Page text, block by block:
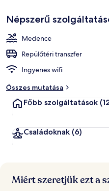
vendégek
imádják
Népszerű
Medence
Repülőtéri transzfer
Ingyenes wifi
Összes mutatása
Főbb szolgáltatások
Családoknak (6)
Miért szeretjük ezt a